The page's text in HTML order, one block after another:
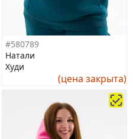
#580789
Натали
Худи
(цена закрыта)